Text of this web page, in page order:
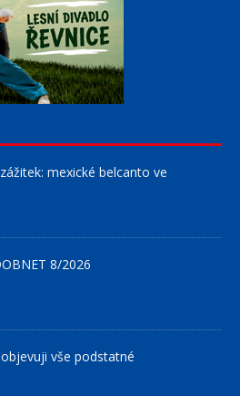
mexické belcanto ve
8/2026
vše podstatné